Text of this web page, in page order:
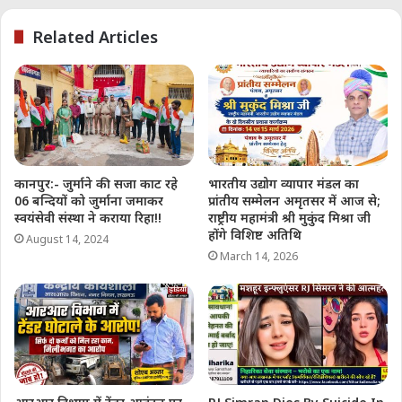
इस कार्यक्रम को सफल बनाने में वर्षा, शिल्पी खन्ना, शिल्पी
सोमानी, पप्पी, पवन, विनीता, लता और नेहा का विशेस
योगदान रहा।
Soochna India
सूचना इंडिया न्यूज़ चैनल के
अनुभवी पत्रकारों और लेखकों की
पूरी टीम काम कर रही हैं, सूचना
इंडिया के एडिटोरियल टीम के पास
15 वर्षों का गहन अनुभव है।
राजनीति, सामाजिक मुद्दों, और
अर्थव्यवस्था पर उनकी रिपोर्ट्स
और लेखन शैली ने उन्हें मीडिया
जगत में विशेष पहचान दिलाई है।
सूचना इंडिया ने विगत 15 वर्षों में
Related Articles
कानपुर:- जुर्माने की सजा काट रहे
06 बन्दियों को जुर्माना जमाकर
स्वयंसेवी संस्था ने कराया रिहा!!
August 14, 2024
भारतीय उद्योग व्यापार मंडल का
प्रांतीय सम्मेलन अमृतसर में आज से;
राष्ट्रीय महामंत्री श्री मुकुंद मिश्रा जी
होंगे विशिष्ट अतिथि
March 14, 2026